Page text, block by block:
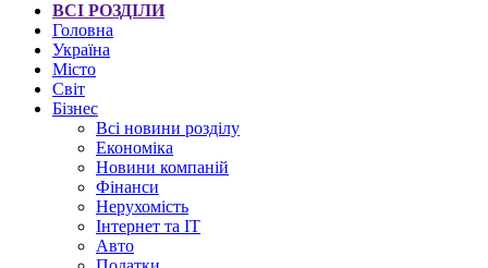
ВСІ РОЗДІЛИ
Головна
Україна
Місто
Світ
Бізнес
Всі новини розділу
Економіка
Новини компаній
Фінанси
Нерухомість
Інтернет та IT
Авто